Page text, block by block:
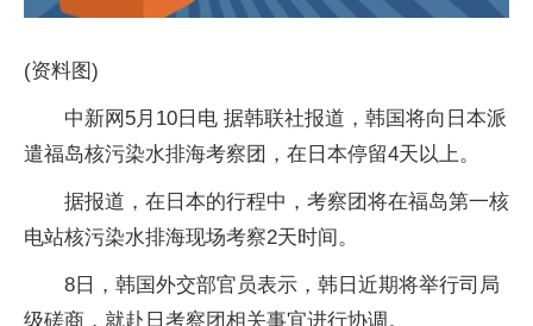
(资料图)
中新网5月10日电 据韩联社报道，韩国将向日本派
遣福岛核污染水排海考察团，在日本停留4天以上。
据报道，在日本的行程中，考察团将在福岛第一核
电站核污染水排海现场考察2天时间。
8日，韩国外交部官员表示，韩日近期将举行司局
级磋商，就赴日考察团相关事宜进行协调。